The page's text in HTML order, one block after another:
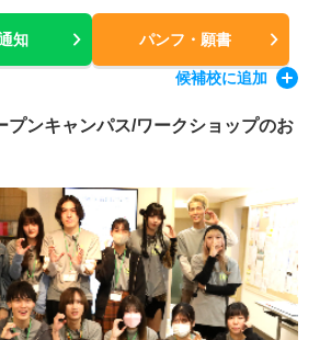
知 パンフ・願書
候補校に追加
プンキャンパス/ワークショップのお